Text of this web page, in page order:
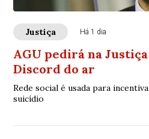
Justiça Há 1 dia
AGU pedirá na
Discord do ar
Rede social é usada para
suicídio